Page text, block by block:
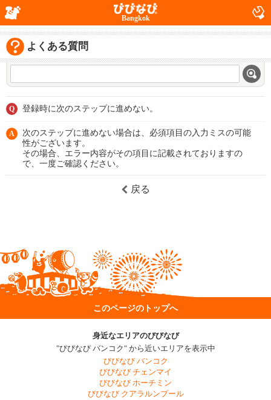
Bangkok
よくある質問
Q 登録時に次のステップに進めない。
A
次のステップに進めない場合は、必須項目の入力ミスの可能
性がございます。
その場合、エラー内容がその項目に記載されておりますの
で、一度ご確認ください。
戻る
このページのトップへ
身近なエリアのびびなび
"びびなび バンコク" から近いエリアを表示中
びびなび バンコク
びびなび チェンマイ
びびなび ホーチミン
びびなび クアラルンプール